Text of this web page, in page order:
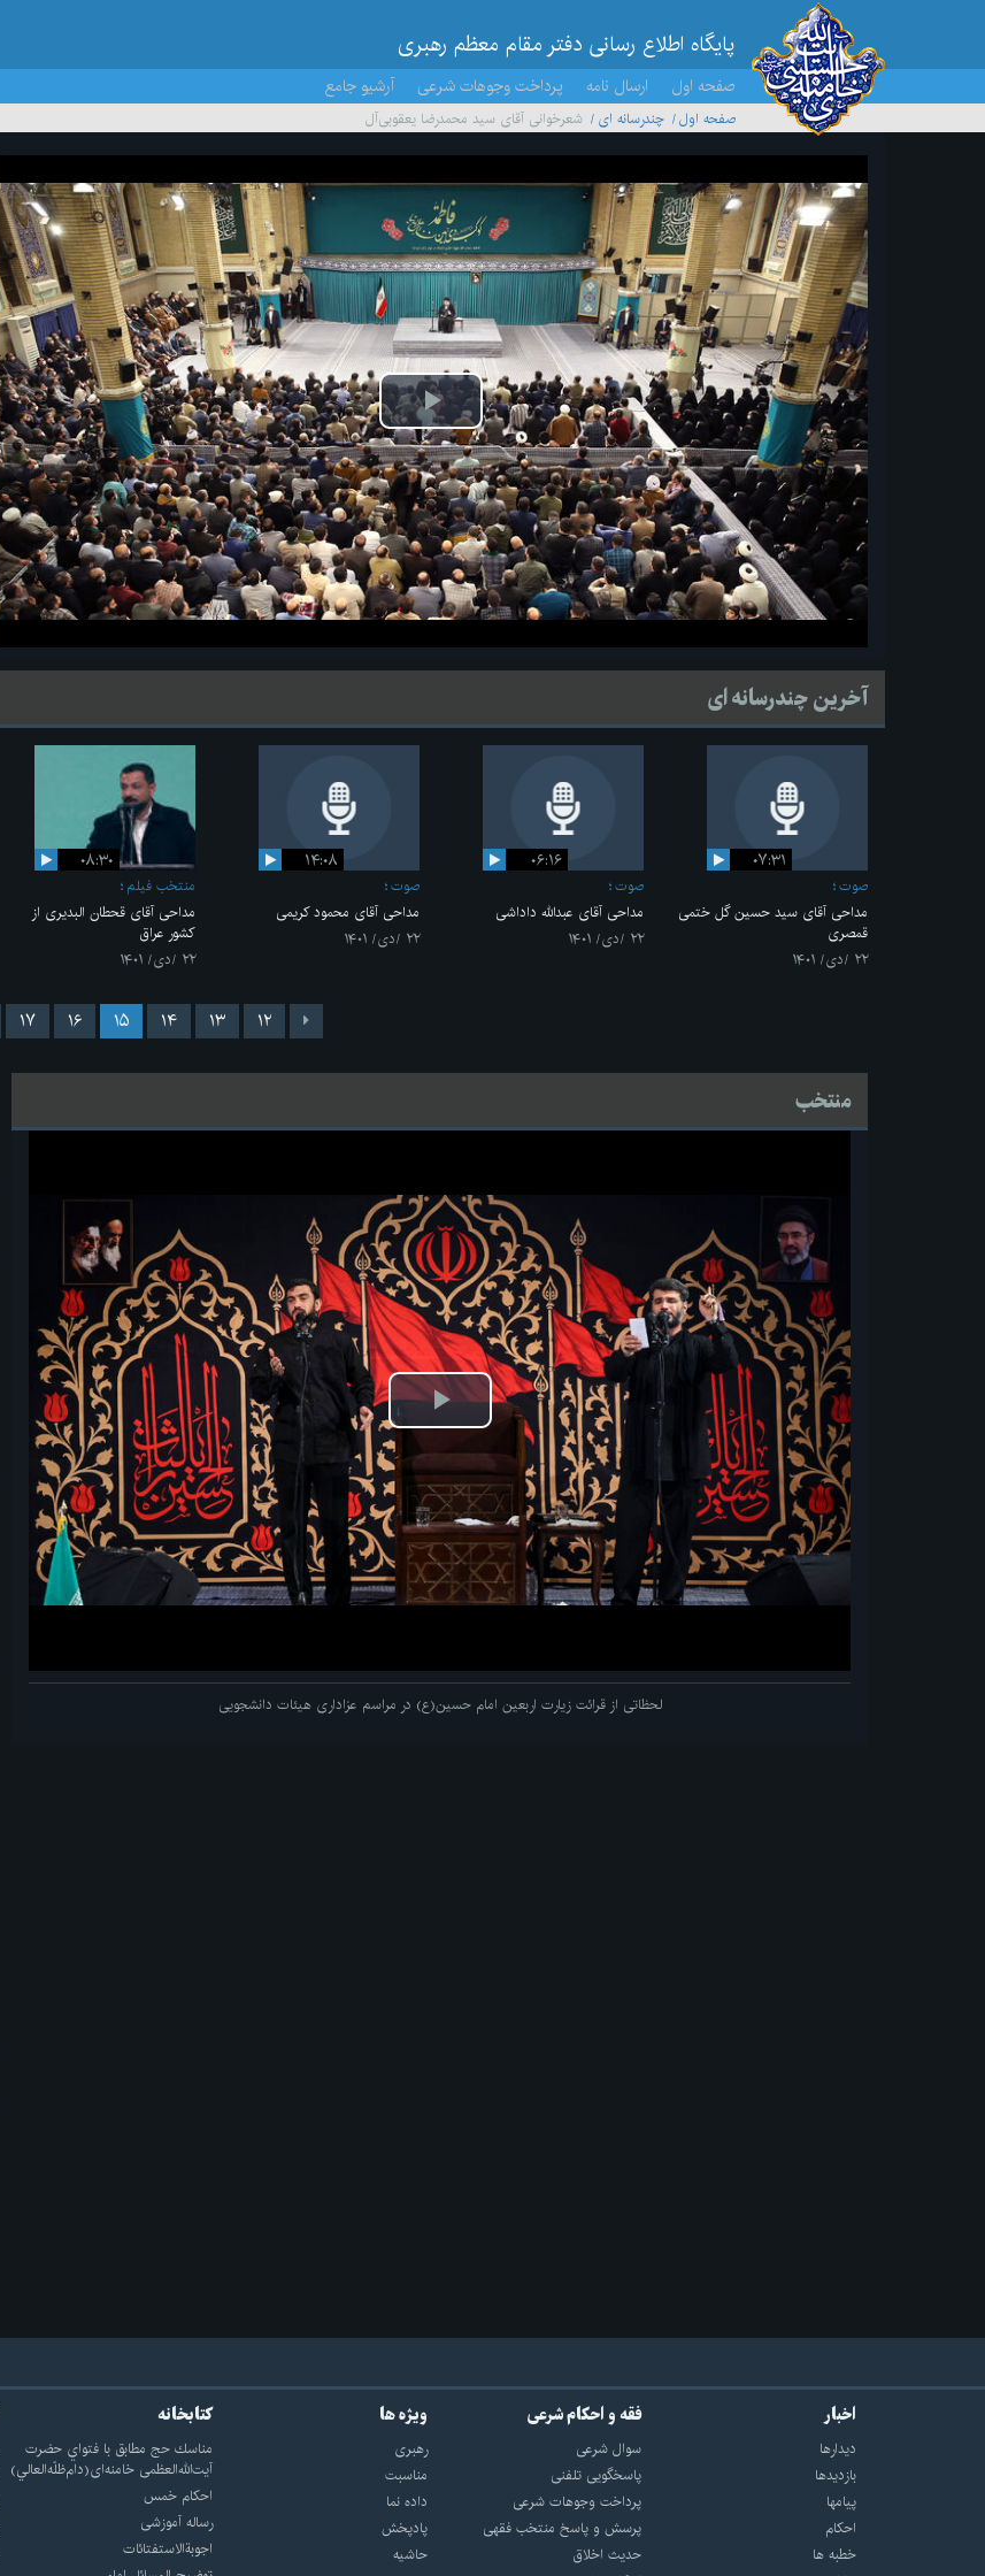
پایگاه اطلاع رسانی دفتر مقام معظم رهبری
صفحه اول ارسال نامه پرداخت وجوهات شرعی آرشیو جامع
صفحه اول چندرسانه ای شعرخوانی آقای سید محمدرضا یعقوبی‌آل
پخش
ویدیو
آخرین چندرسانه ای
۰۷:۳۱
صوت
مداحی آقای سید حسین گل ختمی
قمصری
۲۲ /دی/ ۱۴۰۱
۰۶:۱۶
صوت
مداحی آقای عبدالله داداشی
۲۲ /دی/ ۱۴۰۱
۱۴:۰۸
صوت
مداحی آقای محمود کریمی
۲۲ /دی/ ۱۴۰۱
۰۸:۳۰
منتخب فیلم
مداحی آقای قحطان البدیری از
کشور عراق
۲۲ /دی/ ۱۴۰۱
۱۲ ۱۳ ۱۴ ۱۵ ۱۶ ۱۷
منتخب
پخش
ویدیو
لحظاتی از قرائت زیارت اربعین امام حسین(ع) در مراسم عزاداری هیئات دانشجویی
اخبار
دیدارها
بازديدها
پيامها
احكام
خطبه ها
فقه و احکام شرعی
سوال شرعی
پاسخگویی تلفنی
پرداخت وجوهات شرعی
پرسش و پاسخ منتخب فقهی
حدیث اخلاق
ویژه ها
رهبری
مناسبت
داده نما
پادپخش
حاشیه
کتابخانه
مناسك حج مطابق با فتواي حضرت
آيت‌الله‌العظمى خامنه‌اى(دام‌ظلّه‌العالي)
احکام خمس
رساله آموزشی
اجوبة‌الاستفتائات